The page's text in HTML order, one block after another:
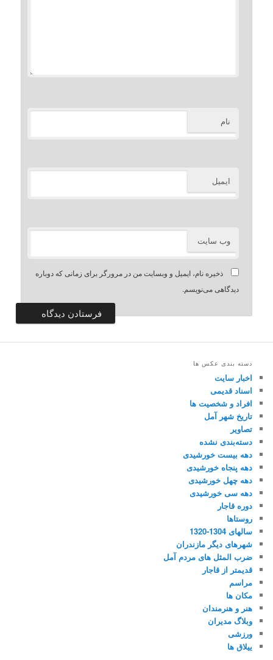
نام
ایمیل
وب‌ سایت
ذخیره نام، ایمیل و وبسایت من در مرورگر برای زمانی که دوباره
دیدگاهی می‌نویسم.
دسته بندی عکس ها
اخبار سایت
اسناد قدیمی
افراد و شخصیت ها
تاریخ شهر آمل
تصاویر
دسته‌بندی نشده
دهه بیست خورشیدی
دهه پنجاه خورشیدی
دهه چهل خورشیدی
دهه سی خورشیدی
دوره قاجار
روستاها
سالهای 1304-1320
شهرهای دیگر مازندران
ضرب المثل های مردم آمل
قدیمتر از قاجار
مراسم
مکان ها
هنر و هنرمندان
وبلاگ مدیران
ورزشی
ییلاق ها